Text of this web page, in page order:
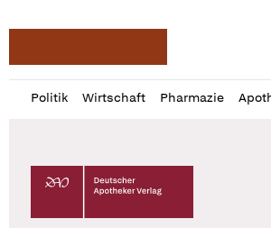
Politik Wirtschaft Pharmazie
Profil
öffnen
Daz
Pur
Deutscher Apotheker Verlag Logo